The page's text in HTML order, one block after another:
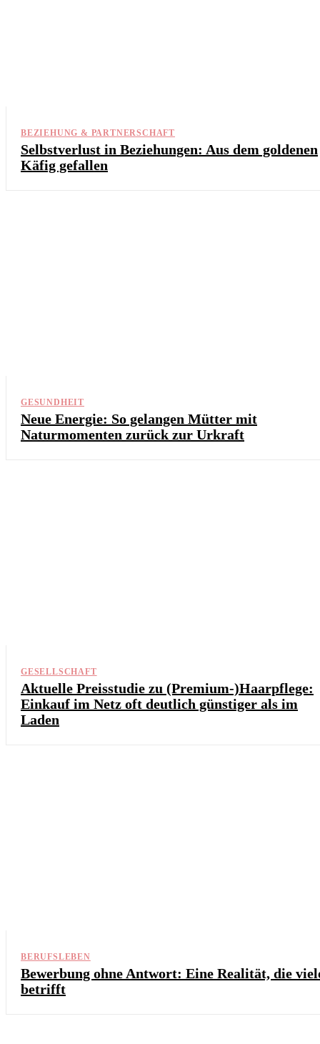
BEZIEHUNG & PARTNERSCHAFT
Selbstverlust in Beziehungen: Aus dem goldenen
Käfig gefallen
GESUNDHEIT
Neue Energie: So gelangen Mütter mit
Naturmomenten zurück zur Urkraft
GESELLSCHAFT
Aktuelle Preisstudie zu (Premium-)Haarpflege:
Einkauf im Netz oft deutlich günstiger als im
Laden
BERUFSLEBEN
Bewerbung ohne Antwort: Eine Realität, die
betrifft